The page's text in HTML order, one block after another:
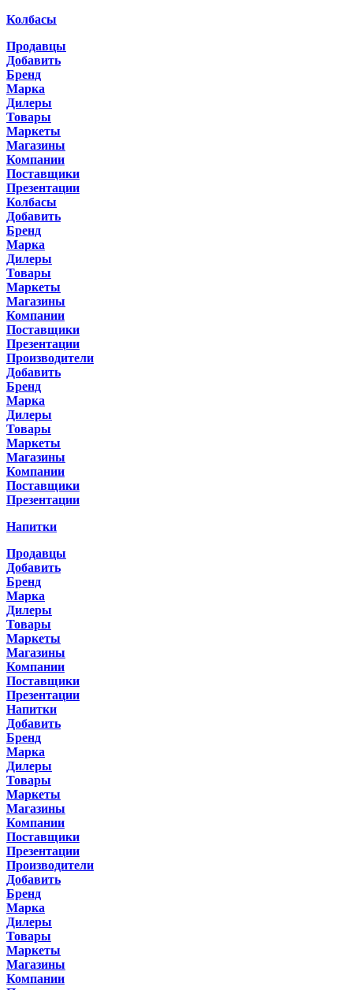
Колбасы
Продавцы
Добавить
Бренд
Марка
Дилеры
Товары
Маркеты
Магазины
Компании
Поставщики
Презентации
Колбасы
Добавить
Бренд
Марка
Дилеры
Товары
Маркеты
Магазины
Компании
Поставщики
Презентации
Производители
Добавить
Бренд
Марка
Дилеры
Товары
Маркеты
Магазины
Компании
Поставщики
Презентации
Напитки
Продавцы
Добавить
Бренд
Марка
Дилеры
Товары
Маркеты
Магазины
Компании
Поставщики
Презентации
Напитки
Добавить
Бренд
Марка
Дилеры
Товары
Маркеты
Магазины
Компании
Поставщики
Презентации
Производители
Добавить
Бренд
Марка
Дилеры
Товары
Маркеты
Магазины
Компании